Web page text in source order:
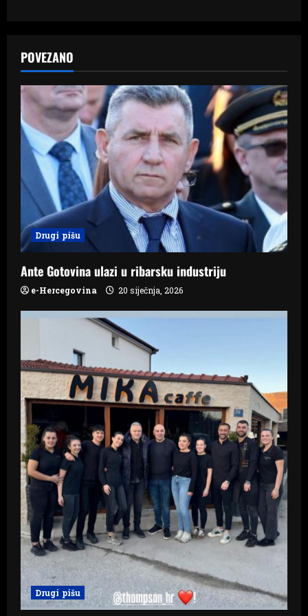
a
v
i
g
a
i
o
n
POVEZANO
Drugi pišu
Ante Gotovina ulazi u ribarsku industriju
e-Hercegovina 20 siječnja, 2026
Drugi pišu